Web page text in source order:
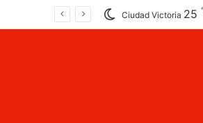
Ciudad Victoria 25